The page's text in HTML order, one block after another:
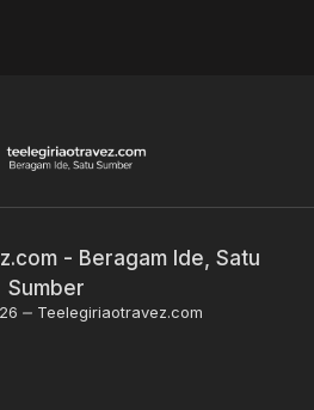
- Beragam Ide, Satu
Sumber
Teelegiriaotravez.com